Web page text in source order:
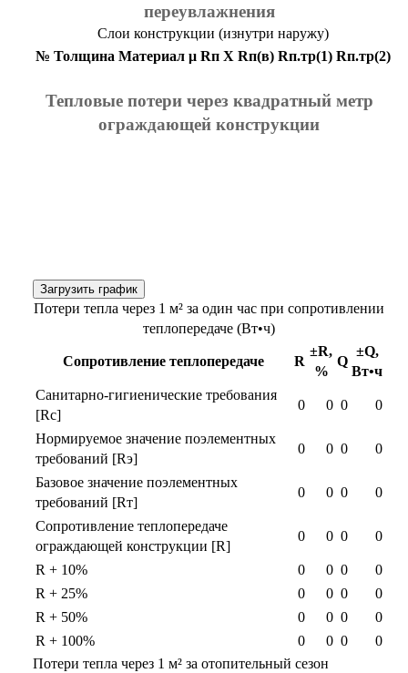
переувлажнения
Слои конструкции (изнутри наружу)
№ Толщина Материал μ Rп X Rп(в) Rп.тр(1) Rп.тр(2)
Тепловые потери через квадратный метр
ограждающей конструкции
Загрузить график
Потери тепла через 1 м² за один час при сопротивлении
теплопередаче (Вт•ч)
Сопротивление теплопередаче R
±R,
%
Q
±Q,
Вт•ч
Санитарно-гигиенические требования
[Rс]
0 0 0 0
Нормируемое значение поэлементных
требований [Rэ]
0 0 0 0
Базовое значение поэлементных
требований [Rт]
0 0 0 0
Сопротивление теплопередаче
ограждающей конструкции [R]
0 0 0 0
R + 10% 0 0 0
0
R + 25%
0 0 0
0
R + 50%
0 0 0
0
R + 100%
0 0 0
0
Потери тепла через 1 м² за отопительный сезон